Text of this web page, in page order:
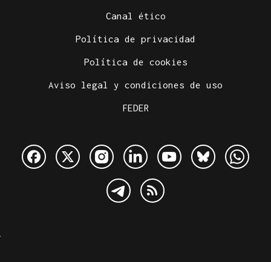
Canal ético
Política de privacidad
Política de cookies
Aviso legal y condiciones de uso
FEDER